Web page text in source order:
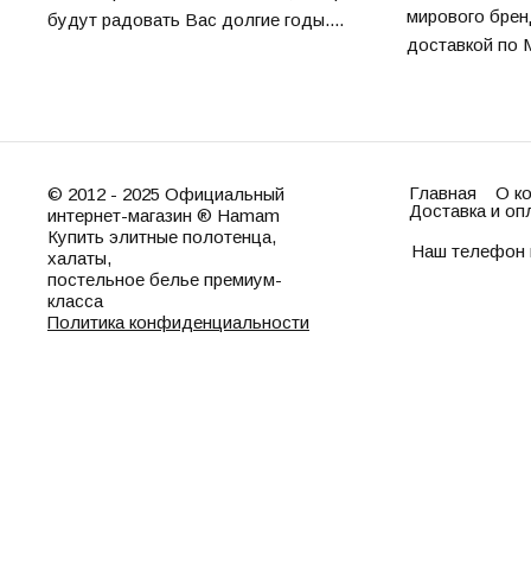
будут радовать Вас долгие годы....
мирового
доставкой по
© 2012 - 2025 Официальный
интернет-магазин ® Hamam
Купить элитные полотенца,
халаты,
постельное белье премиум-
класса
Политика конфиденциальности
Главная
О
Доставка и
Наш телефон